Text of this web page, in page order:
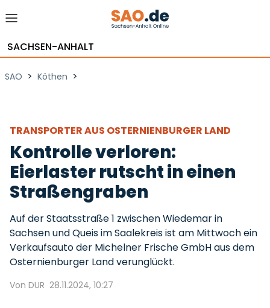
SACHSEN-ANHALT
SAO > Köthen >
TRANSPORTER AUS OSTERNIENBURGER LAND
Kontrolle verloren:
Eierlaster rutscht in einen
Straßengraben
Auf der Staatsstraße 1 zwischen Wiedemar in
Sachsen und Queis im Saalekreis ist am Mittwoch ein
Verkaufsauto der Michelner Frische GmbH aus dem
Osternienburger Land verunglückt.
Von DUR 28.11.2024, 10:27